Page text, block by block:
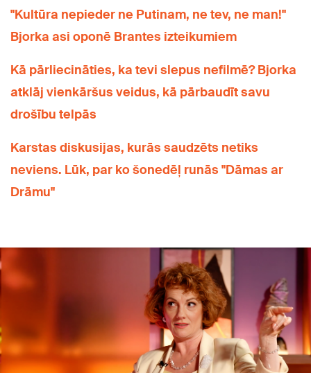
"Kultūra nepieder ne Putinam, ne tev, ne man!"
Bjorka asi oponē Brantes izteikumiem
Kā pārliecināties, ka tevi slepus nefilmē? Bjorka
atklāj vienkāršus veidus, kā pārbaudīt savu
drošību telpās
Karstas diskusijas, kurās saudzēts netiks
neviens. Lūk, par ko šonedēļ runās "Dāmas ar
Drāmu"